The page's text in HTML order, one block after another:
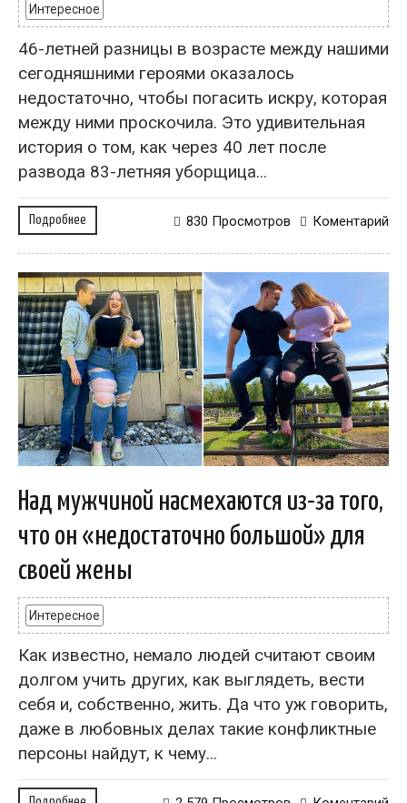
Интересное
46-летней разницы в возрасте между нашими
сегодняшними героями оказалось
недостаточно, чтобы погасить искру, которая
между ними проскочила. Это удивительная
история о том, как через 40 лет после
развода 83-летняя уборщица...
Подробнее Коментарий
830 Просмотров
Над мужчиной насмехаются из-за того,
что он «недостаточно большой» для
своей жены
Интересное
Как известно, немало людей считают своим
долгом учить других, как выглядеть, вести
себя и, собственно, жить. Да что уж говорить,
даже в любовных делах такие конфликтные
персоны найдут, к чему...